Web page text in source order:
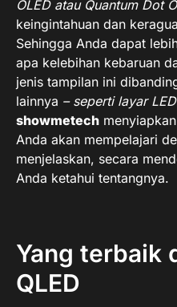
OLED atau Quantum Dot
keingintahuan dan
Sehingga Anda dapat
apa kelebihan kebaruan
jenis tampilan ini
lainnya – seperti layar
showmetech
Anda akan mempelajari
menjelaskan, secara
Anda ketahui tentangnya.
Yang terbaik
QLED